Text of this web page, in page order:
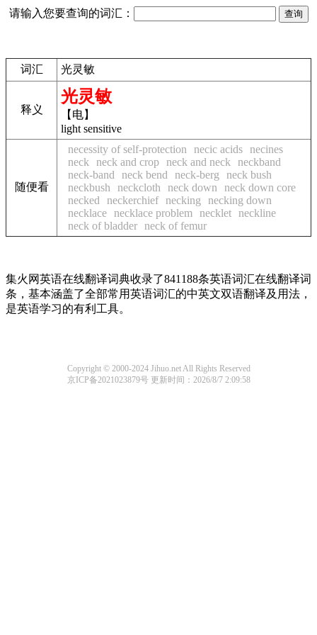
请输入您要查询的词汇：
词汇 光灵敏
释义
光灵敏
【电】
light sensitive
随便看
necessity of self-protection necic acids
necines
neck
neck and crop neck and neck
neckband
neck-band
neck bend neck-berg
neck bush
neckbush
neckcloth neck down
neck down core
necked
neckerchief necking
necking down
necklace
necklace problem necklet
neckline
neck of bladder
neck of femur
集火网英语在线翻译词典收录了841188条英语词汇在线翻译词
条，基本涵盖了全部常用英语词汇的中英文双语翻译及用法，
是英语学习的有利工具。
Copyright © 2000-2024 Jihuo.net All Rights Reserved
京ICP备2021023879号更新时间：2026/8/7 2:09:58